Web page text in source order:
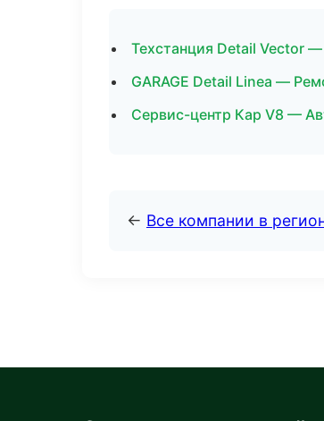
Техстанция Detail Vector
GARAGE Detail Linea —
Сервис-центр Кар V8 —
← Все компании в